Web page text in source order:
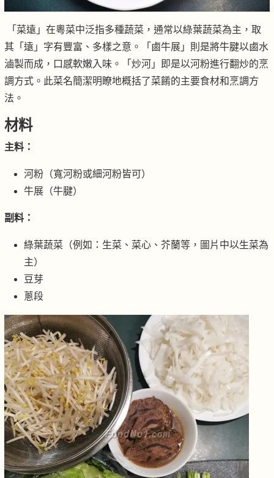
「菜遠」在粵菜中泛指多種蔬菜，通常以綠葉蔬菜為主，取
其「遠」字有豐富、多樣之意。「鹵牛展」則是將牛腱以鹵水
滷製而成，口感軟嫩入味。「炒河」即是以河粉進行翻炒的烹
調方式。此菜名簡潔明瞭地概括了菜餚的主要食材和烹調方
法。
材料
主料：
河粉（寬河粉或細河粉皆可）
牛展（牛腱）
副料：
綠葉蔬菜（例如：生菜、菜心、芥蘭等，圖片中以生菜為
主）
豆芽
蔥段